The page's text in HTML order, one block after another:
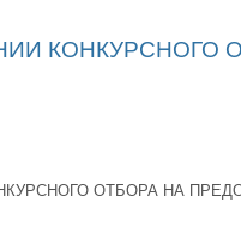
КОНКУРСНОГО
ОТБОРА НА